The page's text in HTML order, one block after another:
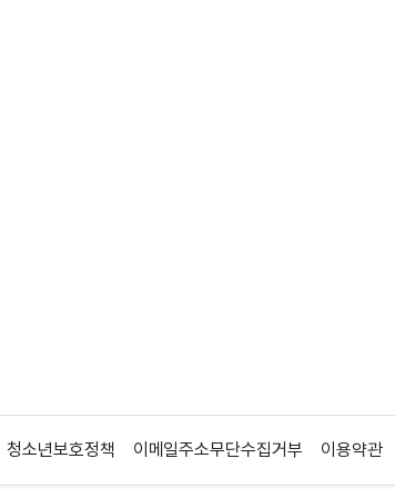
청소년보호정책 이메일주소무단수집거부 이용약관